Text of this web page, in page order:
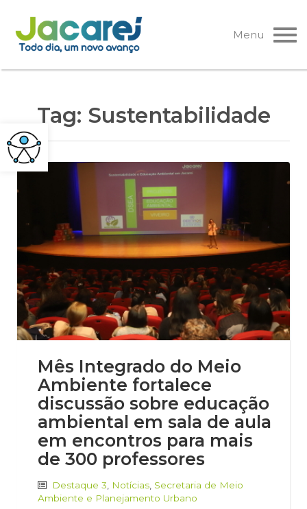
Pular
para
o
Menu
Tag: Sustentabilidade
Mês Integrado do Meio
Ambiente fortalece
discussão sobre educação
ambiental em sala de aula
em encontros para mais
de 300 professores
Destaque 3 Notícias Secretaria de Meio
Ambiente e Planejamento Urbano